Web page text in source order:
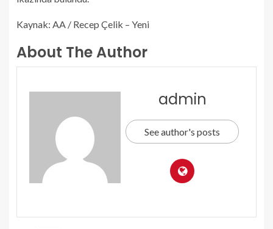
Kaynak: AA / Recep Çelik – Yeni
About The Author
admin
See author's posts